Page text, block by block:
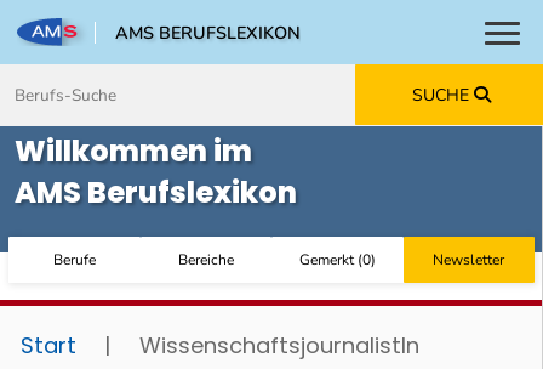
AMS BERUFSLEXIKON
SUCHE
Willkommen im
AMS Berufslexikon
Berufe Bereiche Gemerkt(0) Newsletter
Start | WissenschaftsjournalistIn